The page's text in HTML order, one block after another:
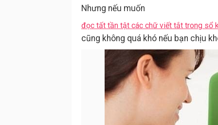
Nhưng nếu muốn
đọc tất tần tật các chữ viết tắt trong sổ
cũng không quá khó nếu bạn chịu